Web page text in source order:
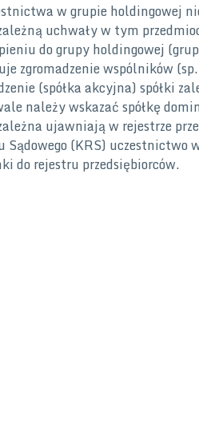
w grupie holdingowej
uchwały w tym
do grupy holdingowej
zgromadzenie wspólników
(spółka akcyjna) spółki
należy wskazać spółkę
ujawniają w rejestrze
Sądowego (KRS) uczestnictwo
do rejestru przedsiębiorców.